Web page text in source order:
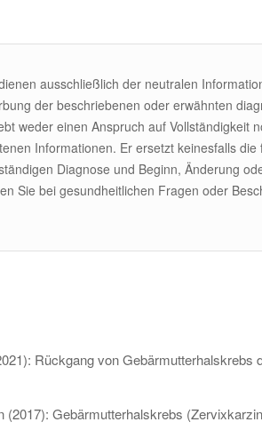
ausschließlich der neutralen
der beschriebenen oder erwähnten
weder einen Anspruch auf Vollständigkeit
Informationen. Er ersetzt keinesfalls
Diagnose und Beginn, Änderung
Sie bei gesundheitlichen Fragen oder
Rückgang von Gebärmutterhalskrebs
(2017): Gebärmutterhalskrebs